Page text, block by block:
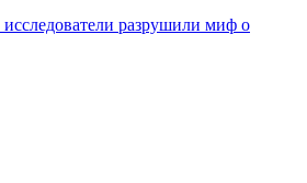
разрушили миф о